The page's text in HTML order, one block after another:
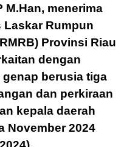
M.Han, menerima
Laskar Rumpun
Provinsi Riau
dengan
berusia tiga
dan perkiraan
kepala daerah
November 2024